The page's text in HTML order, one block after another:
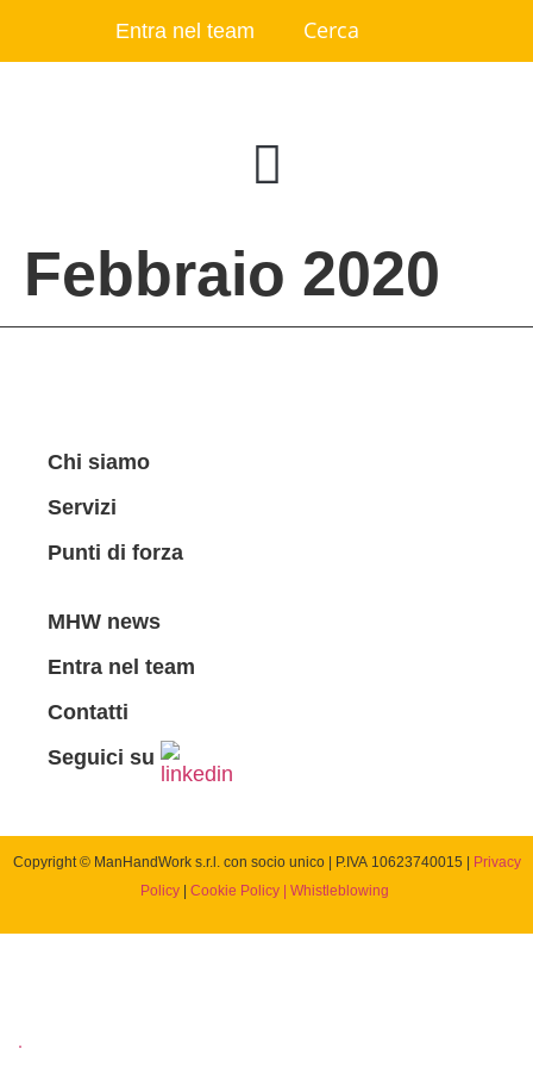
Entra nel team
Febbraio 2020
Chi siamo
Servizi
Punti di forza
MHW news
Entra nel team
Contatti
Seguici su
Copyright © ManHandWork s.r.l. con socio unico | P.IVA 10623740015 | Privacy
Policy | Cookie Policy | Whistleblowing